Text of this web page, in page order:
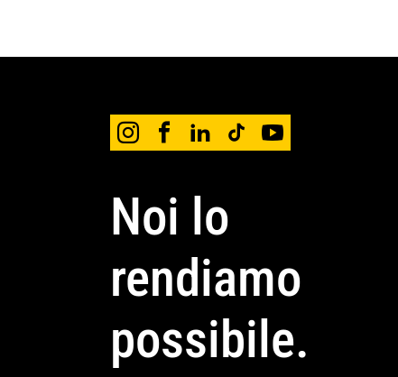
Noi lo
rendiamo
possibile.